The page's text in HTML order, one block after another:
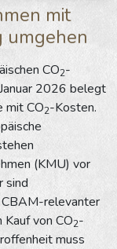
mit
umgehen
CO2-
2026 belegt
mit CO2-Kosten.
(KMU) vor
sind
CBAM-relevanter
von CO2-
muss